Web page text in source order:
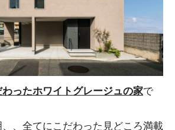
ったホワイトグレージュの家で
、全てにこだわった見どころ満載